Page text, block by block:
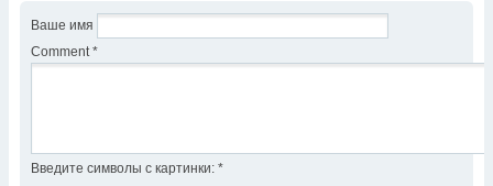
Ваше имя
Comment *
Введите символы с картинки: *